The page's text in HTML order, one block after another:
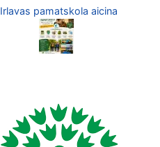
Irlavas pamatskola aicina